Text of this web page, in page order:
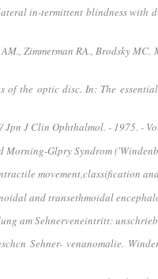
in-termittent blindness
Zimmerman RA., Brodsky
of the optic disc. In: The
J Clin Ophthalmol. - 1975. -
Morning-Glpry Syndrom
movement,classification
and transethmoidal
am Sehnerveneintritt:
Sehner- venanomalie.